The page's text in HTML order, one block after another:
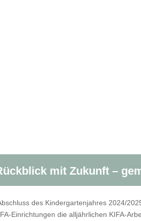
mit Zukunft –
des Kindergartenjahres 2024/
Einrichtungen die alljährlichen KIFA-